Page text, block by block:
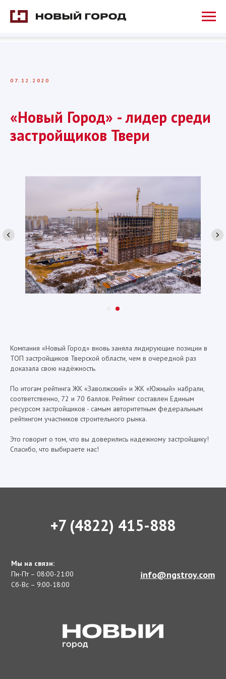
07.12.2020
«Новый Город» - лидер среди
застройщиков Твери
Компания «Новый Город» вновь заняла лидирующие позиции в
ТОП застройщиков Тверской области, чем в очередной раз
доказала свою надёжность.
По итогам рейтинга ЖК «Заволжский» и ЖК «Южный» набрали,
соответственно, 72 и 70 баллов. Рейтинг составлен Единым
ресурсом застройщиков - самым авторитетным федеральным
рейтингом участников строительного рынка.
Это говорит о том, что вы доверились надежному застройщику!
Спасибо, что выбираете нас!
+7 (4822) 415-888
Мы на связи:
Пн-Пт – 08:00-21:00
Сб-Вс – 9:00-18:00
info@ngstroy.com